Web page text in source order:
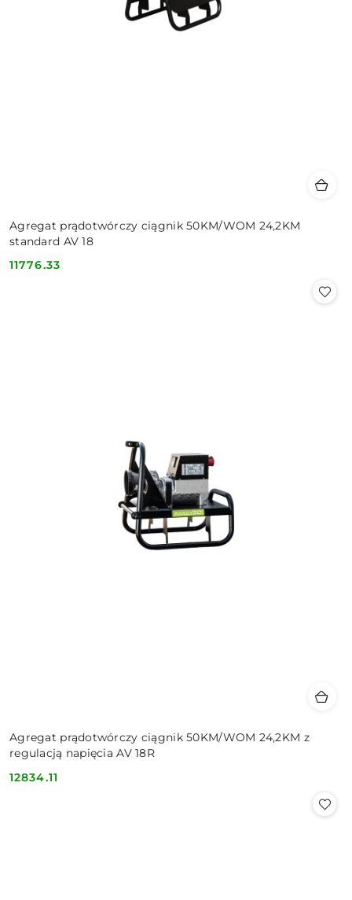
Agregat prądotwórczy ciągnik 50KM/WOM 24,2KM
standard AV 18
Cena:
11776.33
Agregat prądotwórczy ciągnik 50KM/WOM 24,2KM z
regulacją napięcia AV 18R
Cena:
12834.11